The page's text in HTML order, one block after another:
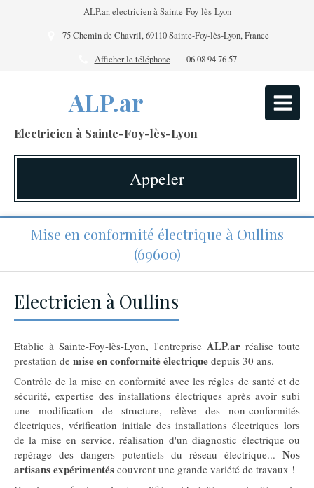
ALP.ar, electricien à Sainte-Foy-lès-Lyon
75 Chemin de Chavril, 69110 Sainte-Foy-lès-Lyon, France
Afficher le téléphone
06 08 94 76 57
ALP.ar
Electricien à Sainte-Foy-lès-Lyon
Appeler
Mise en conformité électrique à Oullins
(69600)
Electricien à Oullins
Etablie à Sainte-Foy-lès-Lyon, l'entreprise ALP.arréalise toute
prestation de mise en conformité électrique depuis 30 ans.
Contrôle de la mise en conformité avec les régles de santé et de
sécurité, expertise des installations électriques après avoir subi
une modification de structure, relève des non-conformités
électriques, vérification initiale des installations électriques lors
de la mise en service, réalisation d'un diagnostic électrique ou
repérage des dangers potentiels du réseau électrique... Nos
artisans expérimentés couvrent une grande variété de travaux !